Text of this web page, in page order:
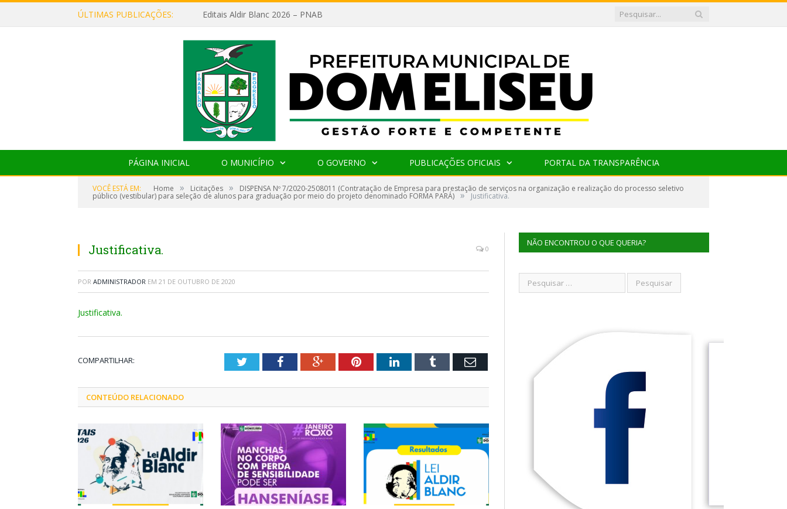
ÚLTIMAS PUBLICAÇÕES: Editais Aldir Blanc 2026 – PNAB
PÁGINA INICIAL O MUNICÍPIO O GOVERNO PUBLICAÇÕES OFICIAIS PORTAL DA TRANSPARÊNCIA
VOCÊ ESTÁ EM: Home » Licitações » DISPENSA Nº 7/2020-2508011 (Contratação de Empresa para prestação de serviços na organização e realização do processo seletivo
público (vestibular) para seleção de alunos para graduação por meio do projeto denominado FORMA PARÁ) » Justificativa.
Justificativa. 0
POR ADMINISTRADOR EM 21 DE OUTUBRO DE 2020
Justificativa.
COMPARTILHAR: TwitterFacebookGoogle+PinterestLinkedInTumblr Email
CONTEÚDO RELACIONADO
NÃO ENCONTROU O QUE QUERIA?